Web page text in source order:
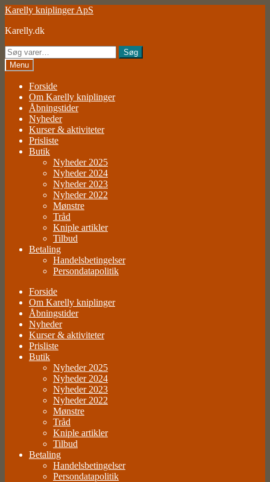
Spring
navigation
Spring
indhold
Karelly kniplinger ApS
Karelly.dk
Søg
efter:
Søg
Menu
Forside
Om Karelly kniplinger
Åbningstider
Nyheder
Kurser & aktiviteter
Prisliste
Butik
Nyheder 2025
Nyheder 2024
Nyheder 2023
Nyheder 2022
Mønstre
Tråd
Kniple artikler
Tilbud
Betaling
Handelsbetingelser
Persondatapolitik
Forside
Om Karelly kniplinger
Åbningstider
Nyheder
Kurser & aktiviteter
Prisliste
Butik
Nyheder 2025
Nyheder 2024
Nyheder 2023
Nyheder 2022
Mønstre
Tråd
Kniple artikler
Tilbud
Betaling
Handelsbetingelser
Persondatapolitik